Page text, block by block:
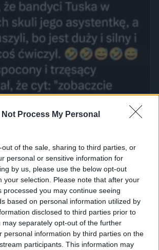
Not Process My Personal
out of the sale, sharing to third parties, or
personal or sensitive information for
by us, please use the below opt-out
your selection. Please note that after your
processed you may continue seeing
based on personal information utilized by
disclosed to third parties prior to
may separately opt-out of the further
personal information by third parties on the
participants. This information may